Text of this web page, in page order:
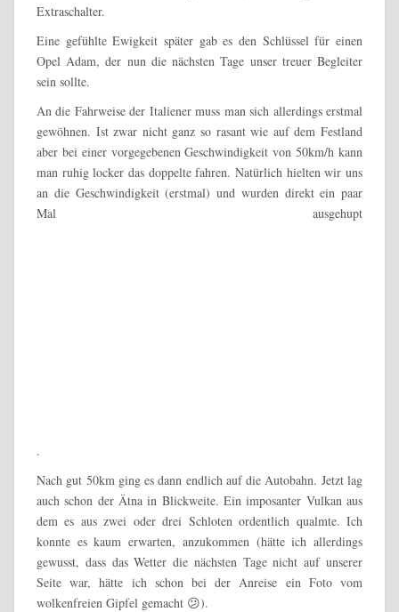
Extraschalter.
Eine gefühlte Ewigkeit später gab es den Schlüssel für einen
Opel Adam, der nun die nächsten Tage unser treuer Begleiter
sein sollte.
An die Fahrweise der Italiener muss man sich allerdings erstmal
gewöhnen. Ist zwar nicht ganz so rasant wie auf dem Festland
aber bei einer vorgegebenen Geschwindigkeit von 50km/h kann
man ruhig locker das doppelte fahren. Natürlich hielten wir uns
an die Geschwindigkeit (erstmal) und wurden direkt ein paar
Mal ausgehupt
.
Nach gut 50km ging es dann endlich auf die Autobahn. Jetzt lag
auch schon der Ätna in Blickweite. Ein imposanter Vulkan aus
dem es aus zwei oder drei Schloten ordentlich qualmte. Ich
konnte es kaum erwarten, anzukommen (hätte ich allerdings
gewusst, dass das Wetter die nächsten Tage nicht auf unserer
Seite war, hätte ich schon bei der Anreise ein Foto vom
wolkenfreien Gipfel gemacht 😕).